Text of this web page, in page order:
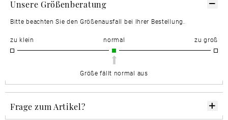
Unsere Größenberatung
Bitte beachten Sie den Größenausfall bei Ihrer Bestellung.
zu klein normal zu groß
Größe fällt normal aus
Frage zum Artikel?